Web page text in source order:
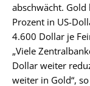
abschwächt.
Prozent in US-
4.600 Dollar je
„Viele
Dollar weiter
weiter in Gold“,